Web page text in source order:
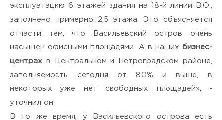
эксплуатацию 6 этажей здания на 18-й линии В.О.,
заполнено примерно 2,5 этажа. Это объясняется
отчасти тем, что Васильевский остров очень
насыщен офисными площадями. А в наших бизнес-
центрах в Центральном и Петроградском районе,
заполняемость сегодня от 80% и выше, в
некоторых уже нет свободных площадей», -
уточнил он.
В то же время, у Васильевского острова есть